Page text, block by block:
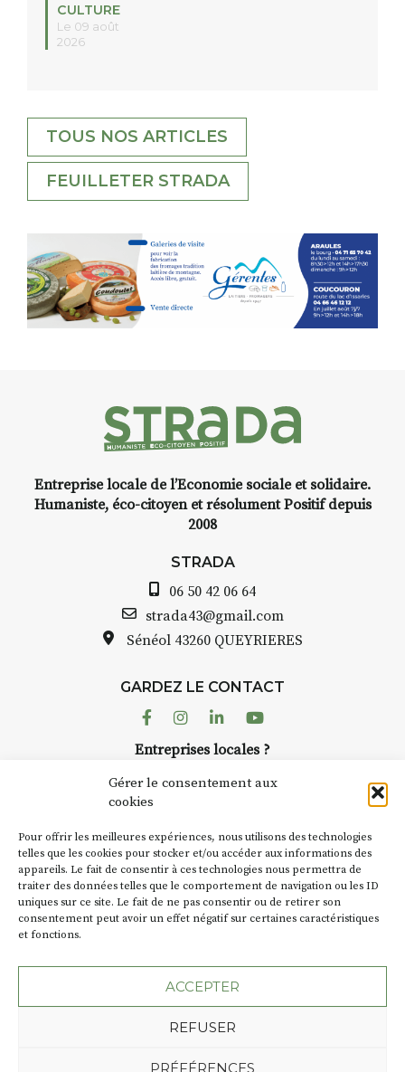
Gérer le consentement aux
cookies
Pour offrir les meilleures expériences, nous utilisons des technologies
telles que les cookies pour stocker et/ou accéder aux informations des
appareils. Le fait de consentir à ces technologies nous permettra de
traiter des données telles que le comportement de navigation ou les ID
uniques sur ce site. Le fait de ne pas consentir ou de retirer son
consentement peut avoir un effet négatif sur certaines caractéristiques
et fonctions.
ACCEPTER
REFUSER
PRÉFÉRENCES
CULTURE
Le 09 août
2026
TOUS NOS ARTICLES
FEUILLETER STRADA
Entreprise locale de l’Economie sociale et solidaire.
Humaniste, éco-citoyen et résolument Positif depuis
2008
STRADA
06 50 42 06 64
strada43@gmail.com
Sénéol 43260 QUEYRIERES
GARDEZ LE CONTACT
FacebookInstagram
LinkedinYoutube
Entreprises locales ?
Suivez toute l'actu de Strada
Plan du site